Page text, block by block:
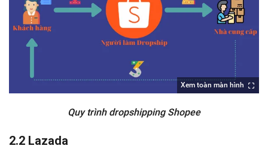
Xem toàn màn hình
Quy trình dropshipping Shopee
2.2 Lazada